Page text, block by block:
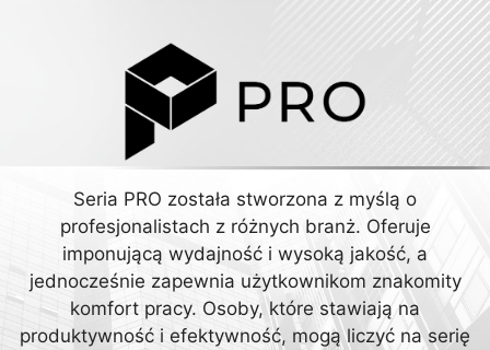
Seria PRO została stworzona z myślą o
profesjonalistach z różnych branż. Oferuje
imponującą wydajność i wysoką jakość, a
jednocześnie zapewnia użytkownikom znakomity
komfort pracy. Osoby, które stawiają na
produktywność i efektywność, mogą liczyć na serię